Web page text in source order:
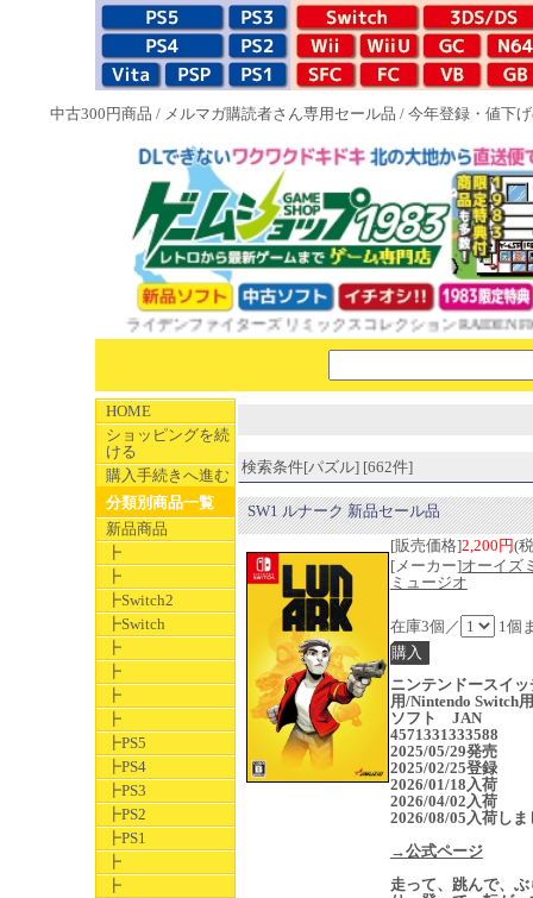
中古300円商品 / メルマガ購読者さん専用セール品 / 今年登録・値下
イデンファイターズ リミックスコレクション RAIDEN
HOME
ショッピングを続
ける
購入手続きへ進む
分類別商品一覧
新品商品
┣
┣
┣Switch2
┣Switch
┣
┣
┣
┣
┣PS5
┣PS4
┣PS3
┣PS2
┣PS1
┣
┣
検索条件[パズル] [662件]
SW1 ルナーク 新品セール品
[販売価格]2,200円(
[メーカー]オーイズ
ミュージオ
在庫3個／ 1個
ニンテンドースイッ
用/Nintendo Switch
ソフト JAN
4571331333588
2025/05/29発売
2025/02/25登録
2026/01/18入荷
2026/04/02入荷
2026/08/05入荷しま
→公式ページ
走って、跳んで、